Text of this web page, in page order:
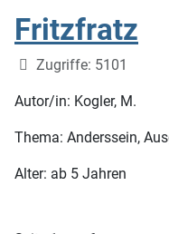
Fritzfratz
Details
Zugriffe: 5101
Autor/in: Kogler, M.
Thema: Anderssein,
Alter: ab 5 Jahren